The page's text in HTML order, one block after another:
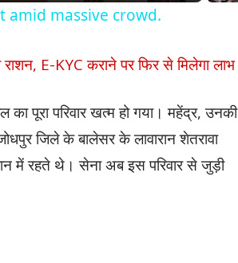
amid massive crowd.
E-KYC कराने पर फिर से मिलेगा लाभ
पूरा परिवार खत्म हो गया। महेंद्र, उनकी
जिले के बालेसर के लावारान शेतरावा
में रहते थे। सेना अब इस परिवार से जुड़ी